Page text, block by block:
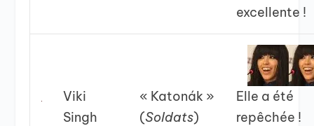
excellente !
Viki
Singh
« Katonák »
(Soldats)
Elle a été
repêchée !